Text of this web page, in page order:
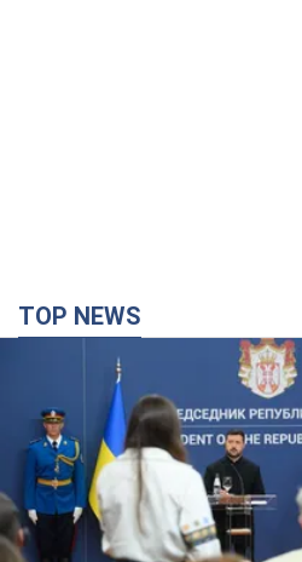
Зеленский призвал
Президент поблагодарил
финансовую поддержку
3 години тому 37,1 т.
Украинская гимнастка
США и впервые услышала